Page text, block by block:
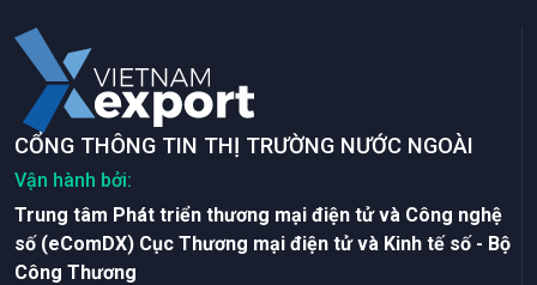
CỔNG THÔNG TIN THỊ TRƯỜNG NƯỚC NGOÀI
Vận hành bởi:
Trung tâm Phát triển thương mại điện tử và Công nghệ
số (eComDX) Cục Thương mại điện tử và Kinh tế số - Bộ
Công Thương